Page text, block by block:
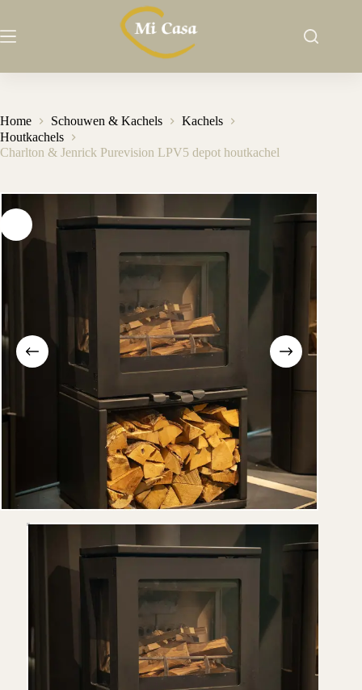
de
Home Schouwen & Kachels
Kachels
Houtkachels
Charlton & Jenrick Purevision LPV5 depot houtkachel